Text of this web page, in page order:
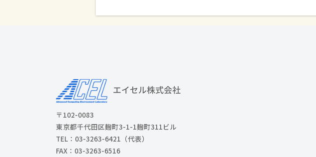
〒102-0083
東京都千代田区麹町3-1-1麹町311ビル
TEL：03-3263-6421（代表）
FAX：03-3263-6516